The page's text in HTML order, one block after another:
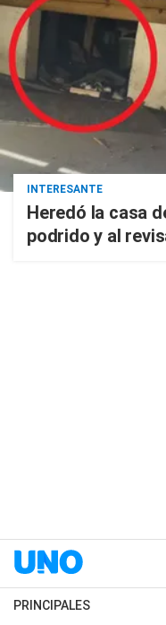
INTERESANTE
Heredó la casa
podrido y al
PRINCIPALES